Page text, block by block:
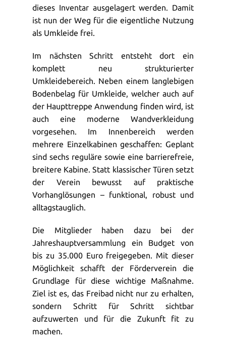
dieses Inventar ausgelagert werden. Damit
ist nun der Weg für die eigentliche Nutzung
als Umkleide frei.
Im nächsten Schritt entsteht dort ein
komplett neu strukturierter
Umkleidebereich. Neben einem langlebigen
Bodenbelag für Umkleide, welcher auch auf
der Haupttreppe Anwendung finden wird, ist
auch eine moderne Wandverkleidung
vorgesehen. Im Innenbereich werden
mehrere Einzelkabinen geschaffen: Geplant
sind sechs reguläre sowie eine barrierefreie,
breitere Kabine. Statt klassischer Türen setzt
der Verein bewusst auf praktische
Vorhanglösungen – funktional, robust und
alltagstauglich.
Die Mitglieder haben dazu bei der
Jahreshauptversammlung ein Budget von
bis zu 35.000 Euro freigegeben. Mit dieser
Möglichkeit schafft der Förderverein die
Grundlage für diese wichtige Maßnahme.
Ziel ist es, das Freibad nicht nur zu erhalten,
sondern Schritt für Schritt sichtbar
aufzuwerten und für die Zukunft fit zu
machen.